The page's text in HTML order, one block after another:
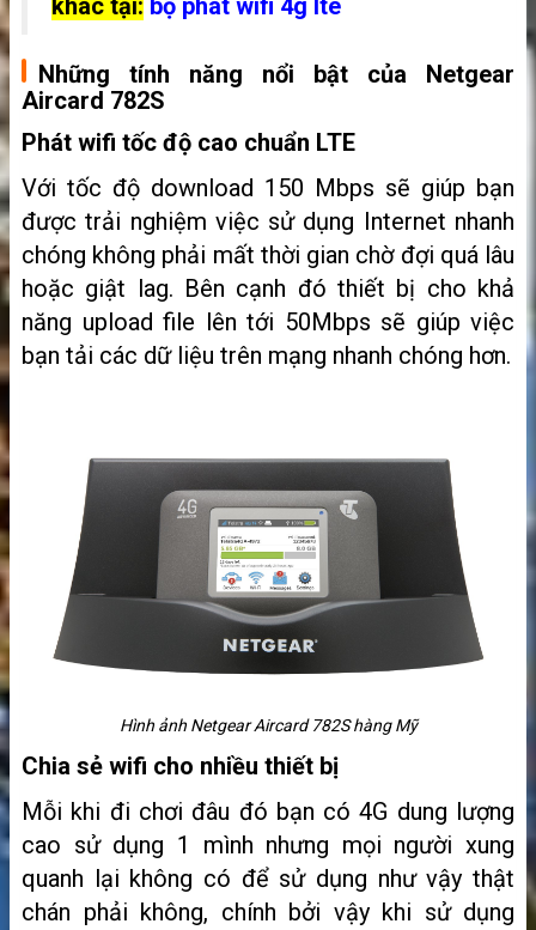
khác tại: bộ phát wifi 4g lte
Những tính năng nổi bật của Netgear
Aircard 782S
Phát wifi tốc độ cao chuẩn LTE
Với tốc độ download 150 Mbps sẽ giúp bạn
được trải nghiệm việc sử dụng Internet nhanh
chóng không phải mất thời gian chờ đợi quá lâu
hoặc giật lag. Bên cạnh đó thiết bị cho khả
năng upload file lên tới 50Mbps sẽ giúp việc
bạn tải các dữ liệu trên mạng nhanh chóng hơn.
Hình ảnh Netgear Aircard 782S hàng Mỹ
Chia sẻ wifi cho nhiều thiết bị
Mỗi khi đi chơi đâu đó bạn có 4G dung lượng
cao sử dụng 1 mình nhưng mọi người xung
quanh lại không có để sử dụng như vậy thật
chán phải không, chính bởi vậy khi sử dụng